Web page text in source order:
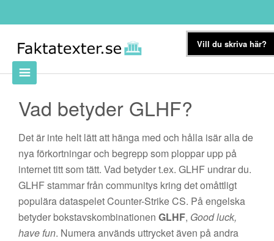
Vad betyder GLHF?
Det är inte helt lätt att hänga med och hålla isär alla de
nya förkortningar och begrepp som ploppar upp på
internet titt som tätt. Vad betyder t.ex. GLHF undrar du.
GLHF stammar från communitys kring det omåttligt
populära dataspelet Counter-Strike CS. På engelska
betyder bokstavskombinationen GLHF, Good luck,
have fun. Numera används uttrycket även på andra
Vill du skriva här?